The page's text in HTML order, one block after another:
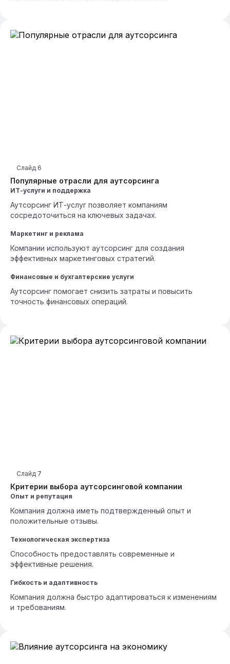
Популярные отрасли для аутсорсинга
Слайд 6
ИТ-услуги и поддержка
Аутсорсинг ИТ-услуг позволяет компаниям
сосредоточиться на ключевых задачах.
Маркетинг и реклама
Компании используют аутсорсинг для создания
эффективных маркетинговых стратегий.
Финансовые и бухгалтерские услуги
Аутсорсинг помогает снизить затраты и повысить
точность финансовых операций.
Критерии выбора аутсорсинговой компании
Слайд 7
Опыт и репутация
Компания должна иметь подтвержденный опыт и
положительные отзывы.
Технологическая экспертиза
Способность предоставлять современные и
эффективные решения.
Гибкость и адаптивность
Компания должна быстро адаптироваться к изменениям
и требованиям.